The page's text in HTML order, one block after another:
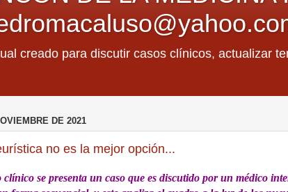
creado para discutir casos clínicos, actualizar
DE 2021
no es la mejor opción...
clínico se presenta un caso que es discutido por un médico